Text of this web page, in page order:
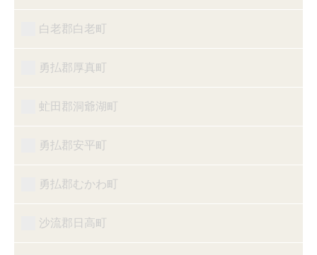
白老郡白老町
勇払郡厚真町
虻田郡洞爺湖町
勇払郡安平町
勇払郡むかわ町
沙流郡日高町